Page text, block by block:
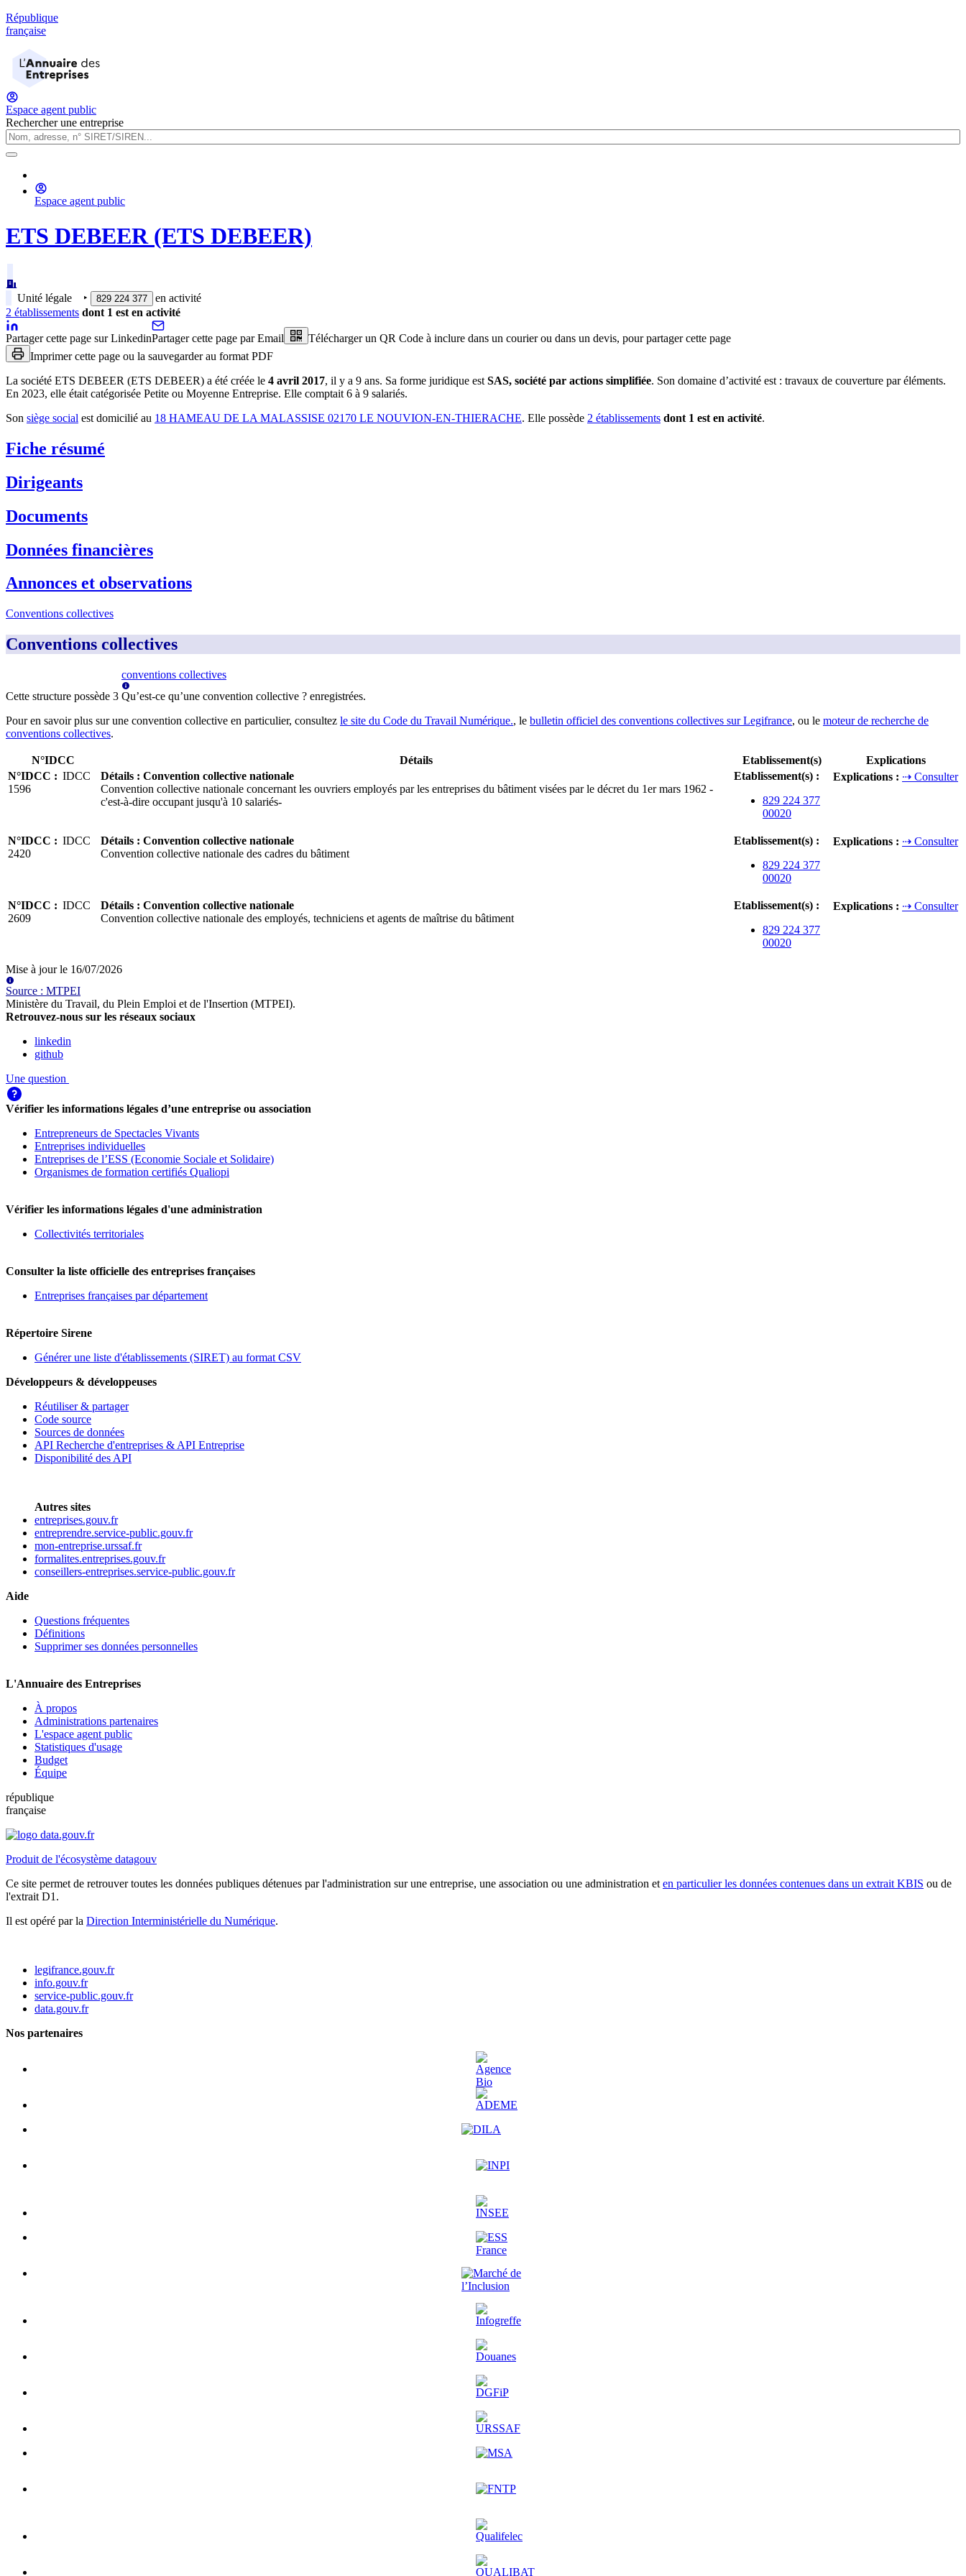
République
française
Espace agent public
Rechercher une entreprise
Espace agent public
ETS DEBEER (ETS DEBEER)
Unité légale ‣ 829 224 377
en activité
2 établissements dont 1 est en activité
Partager cette page sur LinkedinPartager cette page par Email
Télécharger un QR Code à inclure dans un courier ou dans un devis, pour partager cette page
Imprimer cette page ou la sauvegarder au format PDF
La société ETS DEBEER (ETS DEBEER) a été créée le 4 avril 2017, il y a 9 ans. Sa forme juridique est SAS, société par actions simplifiée. Son domaine d’activité est : travaux de couverture par éléments.
En 2023, elle était catégorisée Petite ou Moyenne Entreprise. Elle comptait 6 à 9 salariés.
Son siège social est domicilié au 18 HAMEAU DE LA MALASSISE 02170 LE NOUVION-EN-THIERACHE. Elle possède 2 établissements dont 1 est en activité.
Fiche résumé
Dirigeants
Documents
Données financières
Annonces et observations
Conventions collectives
Conventions collectives
Cette structure possède 3
conventions collectives
Qu’est-ce qu’une convention collective ? enregistrées.
Pour en savoir plus sur une convention collective en particulier, consultez le site du Code du Travail Numérique., le bulletin officiel des conventions collectives sur Legifrance, ou le moteur de recherche de
conventions collectives.
N°IDCC Détails Etablissement(s)
Explications
N°IDCC : IDCC
1596
Détails : Convention collective nationale
Convention collective nationale concernant les ouvriers employés par les entreprises du bâtiment visées par le décret du 1er mars 1962 -
c'est-à-dire occupant jusqu'à 10 salariés-
Etablissement(s) :
829 224 377
00020
Explications : ⇢ Consulter
N°IDCC : IDCC
2420
Détails : Convention collective nationale
Convention collective nationale des cadres du bâtiment
Etablissement(s) :
829 224 377
00020
Explications : ⇢ Consulter
N°IDCC : IDCC
2609
Détails : Convention collective nationale
Convention collective nationale des employés, techniciens et agents de maîtrise du bâtiment
Etablissement(s) :
829 224 377
00020
Explications : ⇢ Consulter
Mise à jour le 16/07/2026
Source : MTPEI
Ministère du Travail, du Plein Emploi et de l'Insertion (MTPEI).
Retrouvez-nous sur les réseaux sociaux
linkedin
github
Une question
Vérifier les informations légales d’une entreprise ou association
Entrepreneurs de Spectacles Vivants
Entreprises individuelles
Entreprises de l’ESS (Economie Sociale et Solidaire)
Organismes de formation certifiés Qualiopi
Vérifier les informations légales d'une administration
Collectivités territoriales
Consulter la liste officielle des entreprises françaises
Entreprises françaises par département
Répertoire Sirene
Générer une liste d'établissements (SIRET) au format CSV
Développeurs & développeuses
Réutiliser & partager
Code source
Sources de données
API Recherche d'entreprises & API Entreprise
Disponibilité des API
Autres sites
entreprises.gouv.fr
entreprendre.service-public.gouv.fr
mon-entreprise.urssaf.fr
formalites.entreprises.gouv.fr
conseillers-entreprises.service-public.gouv.fr
Aide
Questions fréquentes
Définitions
Supprimer ses données personnelles
L'Annuaire des Entreprises
À propos
Administrations partenaires
L'espace agent public
Statistiques d'usage
Budget
Équipe
république
française
Produit de l'écosystème datagouv
Ce site permet de retrouver toutes les données publiques détenues par l'administration sur une entreprise, une association ou une administration et en particulier les données contenues dans un extrait KBIS ou de
l'extrait D1.
Il est opéré par la Direction Interministérielle du Numérique.
legifrance.gouv.fr
info.gouv.fr
service-public.gouv.fr
data.gouv.fr
Nos partenaires